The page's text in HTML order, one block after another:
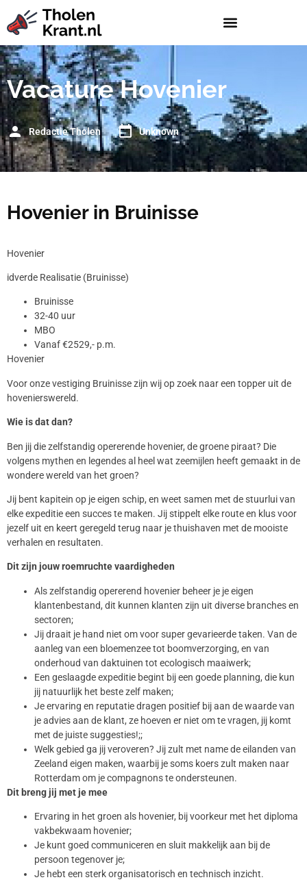
Vacature Hovenier
Redactie Tholen Unknown
Hovenier in Bruinisse
Hovenier
idverde Realisatie (Bruinisse)
Bruinisse
32-40 uur
MBO
Vanaf €2529,- p.m.
Hovenier
Voor onze vestiging Bruinisse zijn wij op zoek naar een topper uit de
hovenierswereld.
Wie is dat dan?
Ben jij die zelfstandig opererende hovenier, de groene piraat? Die
volgens mythen en legendes al heel wat zeemijlen heeft gemaakt in de
wondere wereld van het groen?
Jij bent kapitein op je eigen schip, en weet samen met de stuurlui van
elke expeditie een succes te maken. Jij stippelt elke route en klus voor
jezelf uit en keert geregeld terug naar je thuishaven met de mooiste
verhalen en resultaten.
Dit zijn jouw roemruchte vaardigheden
Als zelfstandig opererend hovenier beheer je je eigen
klantenbestand, dit kunnen klanten zijn uit diverse branches en
sectoren;
Jij draait je hand niet om voor super gevarieerde taken. Van de
aanleg van een bloemenzee tot boomverzorging, en van
onderhoud van daktuinen tot ecologisch maaiwerk;
Een geslaagde expeditie begint bij een goede planning, die kun
jij natuurlijk het beste zelf maken;
Je ervaring en reputatie dragen positief bij aan de waarde van
je advies aan de klant, ze hoeven er niet om te vragen, jij komt
met de juiste suggesties!;;
Welk gebied ga jij veroveren? Jij zult met name de eilanden van
Zeeland eigen maken, waarbij je soms koers zult maken naar
Rotterdam om je compagnons te ondersteunen.
Dit breng jij met je mee
Ervaring in het groen als hovenier, bij voorkeur met het diploma
vakbekwaam hovenier;
Je kunt goed communiceren en sluit makkelijk aan bij de
persoon tegenover je;
Je hebt een sterk organisatorisch en technisch inzicht.